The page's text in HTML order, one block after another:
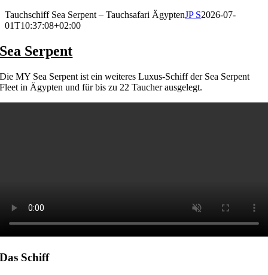
Tauchschiff Sea Serpent – Tauchsafari ÄgyptenJP S2026-07-
01T10:37:08+02:00
Sea Serpent
Die MY Sea Serpent ist ein weiteres Luxus-Schiff der Sea Serpent
Fleet in Ägypten und für bis zu 22 Taucher ausgelegt.
Das Schiff